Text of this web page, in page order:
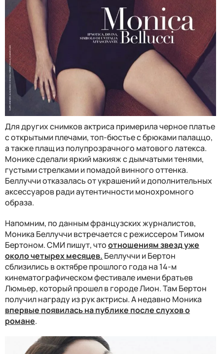
Для других снимков актриса примерила черное платье
с открытыми плечами, топ-бюстье с брюками палаццо,
а также плащ из полупрозрачного матового латекса.
Монике сделали яркий макияж с дымчатыми тенями,
густыми стрелками и помадой винного оттенка.
Беллуччи отказалась от украшений и дополнительных
аксессуаров ради аутентичности монохромного
образа.
Напомним, по данным французских журналистов,
Моника Беллуччи встречается с режиссером Тимом
Бертоном. СМИ пишут, чтоотношениям звезд уже
около четырех месяцев. Беллуччи и Бертон
сблизились в октябре прошлого года на 14-м
кинематографическом фестивале имени братьев
Люмьер, который прошел в городе Лион. Там Бертон
получил награду из рук актрисы. А недавно Моника
впервые появилась на публике после слухов о
романе.